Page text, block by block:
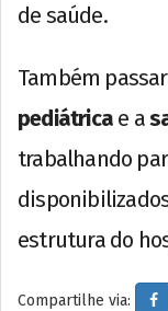
de saúde.
Também
pediátrica e a
trabalhando
estrutura do
Compartilhe via: